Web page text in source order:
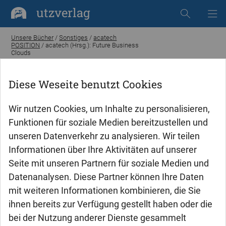
Diese Weseite benutzt Cookies
Wir nutzen Cookies, um Inhalte zu personalisieren,
Funktionen für soziale Medien bereitzustellen und
unseren Datenverkehr zu analysieren. Wir teilen
Informationen über Ihre Aktivitäten auf unserer
Seite mit unseren Partnern für soziale Medien und
Datenanalysen. Diese Partner können Ihre Daten
mit weiteren Informationen kombinieren, die Sie
ihnen bereits zur Verfügung gestellt haben oder die
bei der Nutzung anderer Dienste gesammelt
utzverlag
Unsere Bücher /Sonstiges /acatech
POSITION / acatech (Hrsg.): Future Business
Clouds